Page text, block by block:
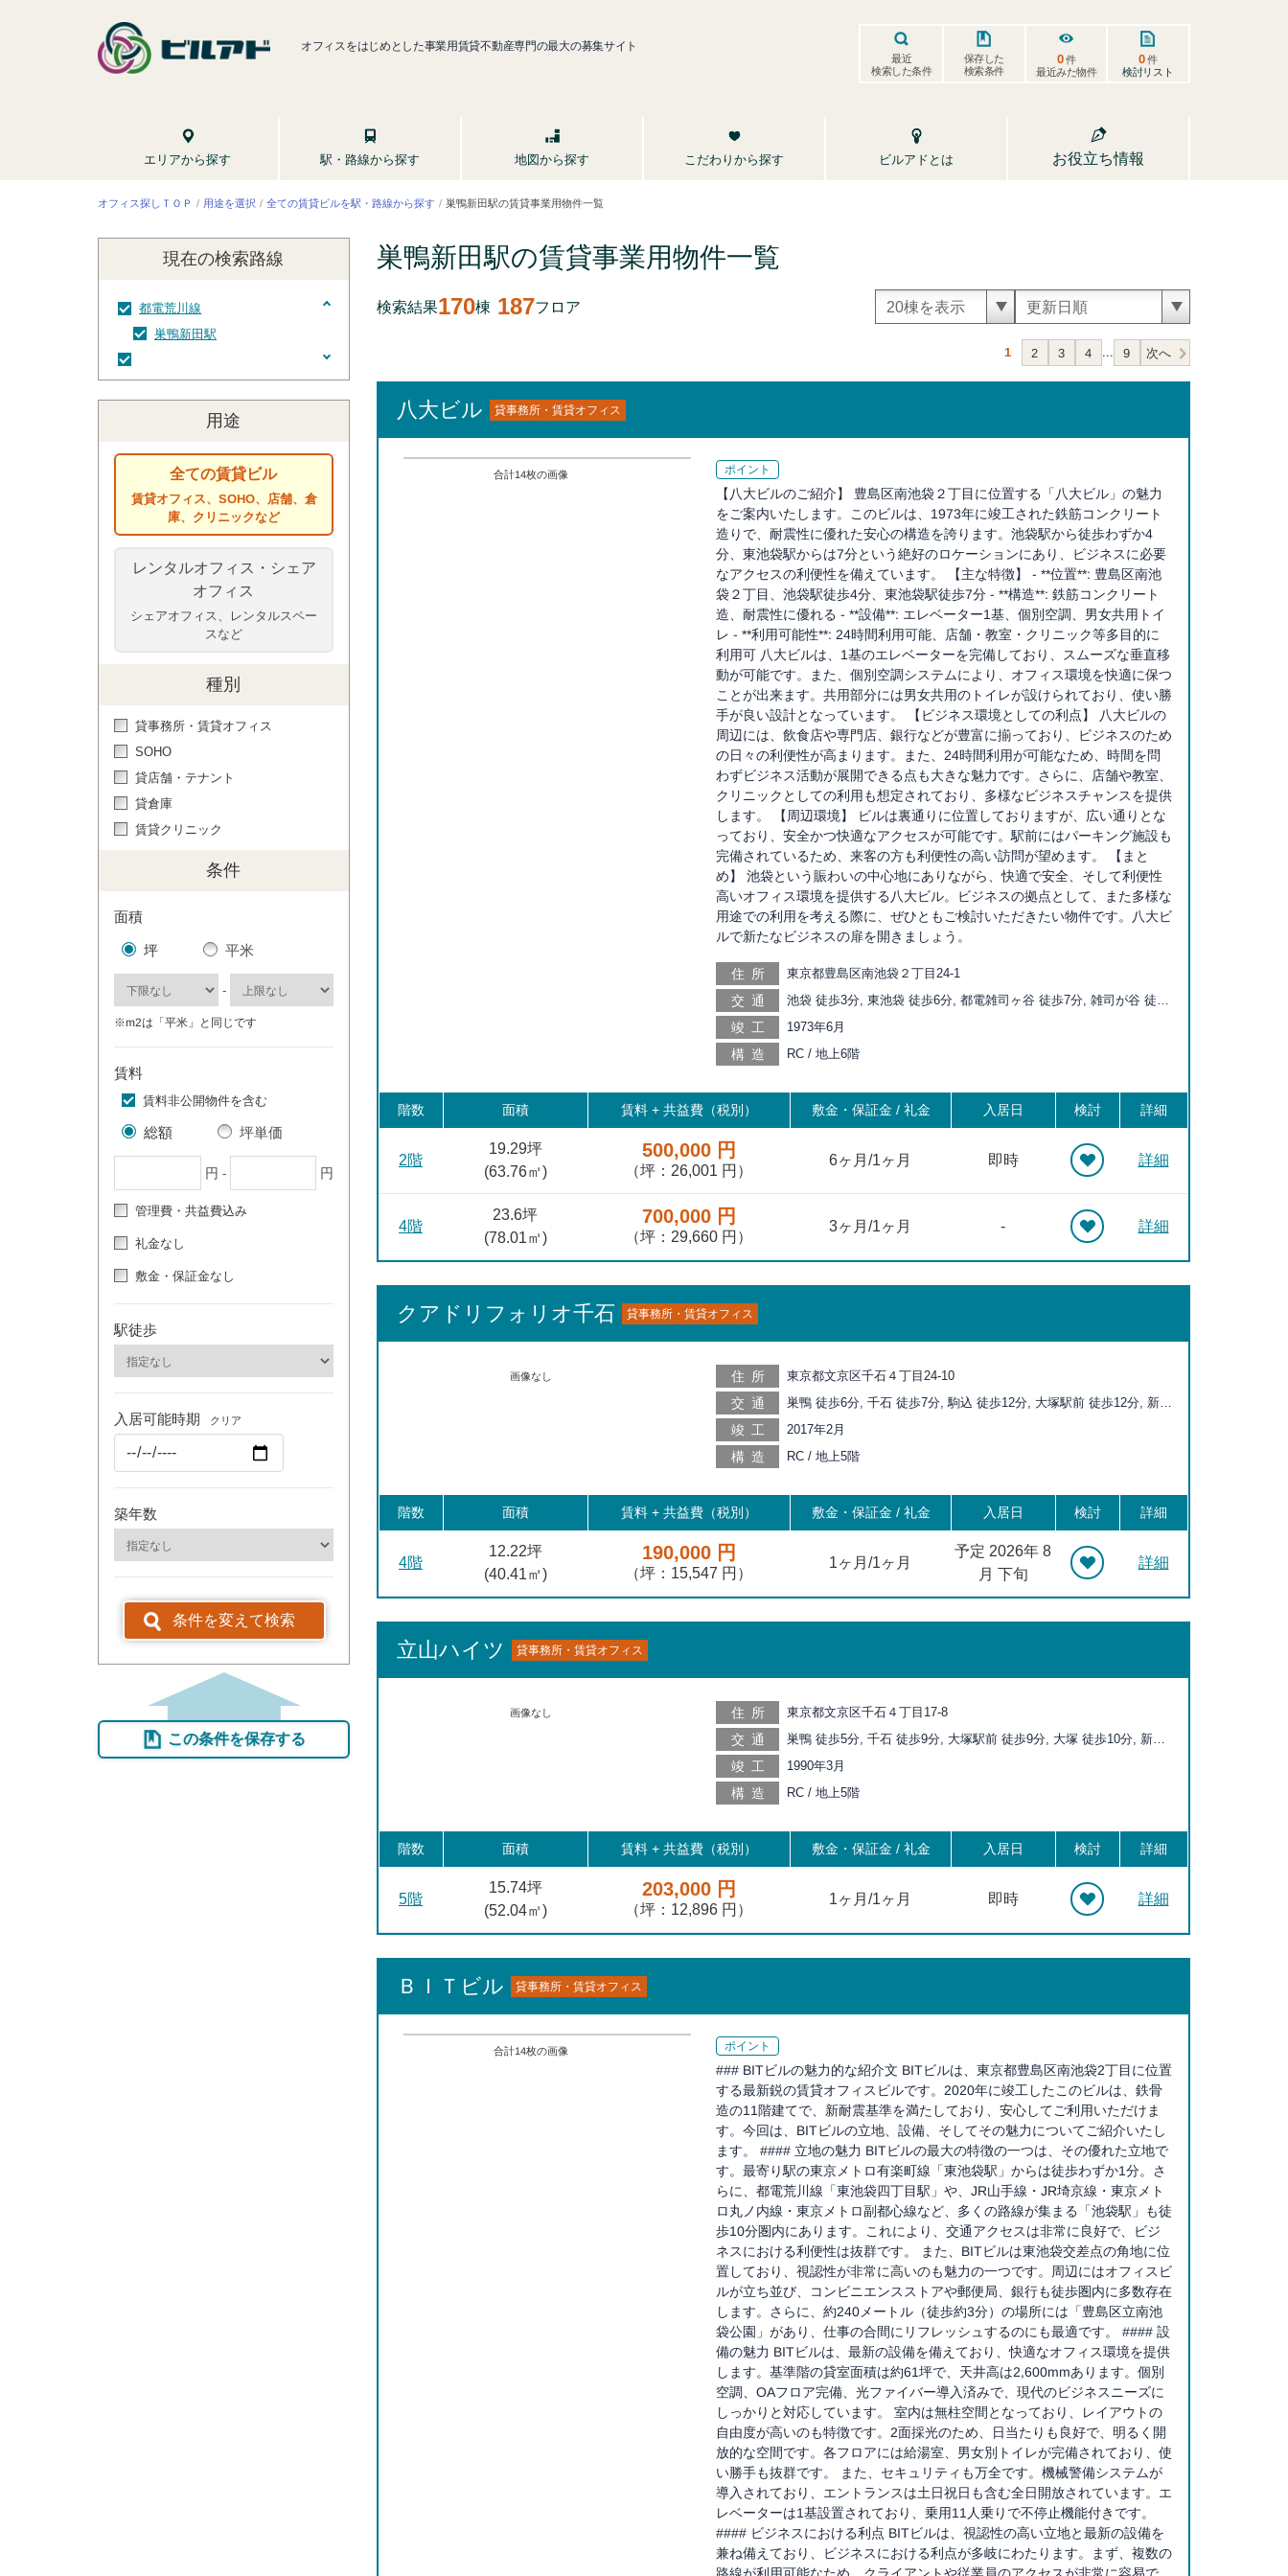
オフィスをはじめとした事業用賃貸不動産専門の最大の募集サイト
最近
検索した条件
保存した
検索条件
0件
最近みた物件
0件
検討リスト
エリアから探す 駅・路線から探す 地図から探す こだわりから探す ビルアドとは お役立ち情報
オフィス探しＴＯＰ 用途を選択 全ての賃貸ビルを駅・路線から探す 巣鴨新田駅の賃貸事業用物件一覧
現在の検索路線
都電荒川線
巣鴨新田駅
巣鴨新田駅
用途
全ての賃貸ビル
賃貸オフィス、SOHO、店舗、倉
庫、クリニックなど
レンタルオフィス・シェア
オフィス
シェアオフィス、レンタルスペー
スなど
種別
貸事務所・賃貸オフィス
SOHO
貸店舗・テナント
貸倉庫
賃貸クリニック
条件
面積
坪 平米
-
※m2は「平米」と同じです
賃料
賃料非公開物件を含む
総額 坪単価
円 - 円
管理費・共益費込み
礼金なし
敷金・保証金なし
駅徒歩
入居可能時期 クリア
築年数
条件を変えて検索
この条件を保存する
巣鴨新田駅の賃貸事業用物件一覧
検索結果170棟 187フロア
1 2 3 4 ... 9 次へ
八大ビル 貸事務所・賃貸オフィス
合計14枚の画像 ポイント
【八大ビルのご紹介】 豊島区南池袋２丁目に位置する「八大ビル」の魅力
をご案内いたします。このビルは、1973年に竣工された鉄筋コンクリート
造りで、耐震性に優れた安心の構造を誇ります。池袋駅から徒歩わずか4
分、東池袋駅からは7分という絶好のロケーションにあり、ビジネスに必要
なアクセスの利便性を備えています。 【主な特徴】 - **位置**: 豊島区南池
袋２丁目、池袋駅徒歩4分、東池袋駅徒歩7分 - **構造**: 鉄筋コンクリート
造、耐震性に優れる - **設備**: エレベーター1基、個別空調、男女共用トイ
レ - **利用可能性**: 24時間利用可能、店舗・教室・クリニック等多目的に
利用可 八大ビルは、1基のエレベーターを完備しており、スムーズな垂直移
動が可能です。また、個別空調システムにより、オフィス環境を快適に保つ
ことが出来ます。共用部分には男女共用のトイレが設けられており、使い勝
手が良い設計となっています。 【ビジネス環境としての利点】 八大ビルの
周辺には、飲食店や専門店、銀行などが豊富に揃っており、ビジネスのため
の日々の利便性が高まります。また、24時間利用が可能なため、時間を問
わずビジネス活動が展開できる点も大きな魅力です。さらに、店舗や教室、
クリニックとしての利用も想定されており、多様なビジネスチャンスを提供
します。 【周辺環境】 ビルは裏通りに位置しておりますが、広い通りとな
っており、安全かつ快適なアクセスが可能です。駅前にはパーキング施設も
完備されているため、来客の方も利便性の高い訪問が望めます。 【まと
め】 池袋という賑わいの中心地にありながら、快適で安全、そして利便性
高いオフィス環境を提供する八大ビル。ビジネスの拠点として、また多様な
用途での利用を考える際に、ぜひともご検討いただきたい物件です。八大ビ
ルで新たなビジネスの扉を開きましょう。
住所 東京都豊島区南池袋２丁目24-1
交通
池袋 徒歩3分, 東池袋 徒歩6分, 都電雑司ヶ谷 徒歩7分, 雑司が谷 徒歩
9分, 東池袋四丁目 徒歩9分, 鬼子母神前 徒歩10分, 目白 徒歩11分, 向
原 徒歩14分, 学習院下 徒歩16分, 大塚 徒歩17分, 要町 徒歩18分, 新
大塚 徒歩18分, 北池袋 徒歩18分, 護国寺 徒歩19分, 大塚駅前 徒歩20
竣工 1973年6月
構造 RC / 地上6階
階数 面積 賃料 + 共益費（税別） 敷金・保証金 / 礼金 入居日 検討 詳細
2階
19.29坪
(63.76㎡)
500,000 円
（坪：26,001 円）
6ヶ月/1ヶ月 即時 詳細
4階
23.6坪
(78.01㎡)
700,000 円
（坪：29,660 円）
3ヶ月/1ヶ月 - 詳細
クアドリフォリオ千石 貸事務所・賃貸オフィス
画像なし 住所 東京都文京区千石４丁目24-10
交通
巣鴨 徒歩6分, 千石 徒歩7分, 駒込 徒歩12分, 大塚駅前 徒歩12分, 新大
塚 徒歩13分, 大塚 徒歩13分, 巣鴨新田 徒歩16分, 向原 徒歩17分, 茗
荷谷 徒歩17分, 本駒込 徒歩17分, 庚申塚 徒歩18分, 白山 徒歩18分,
新庚申塚 徒歩20分, 護国寺 徒歩20分
竣工 2017年2月
構造 RC / 地上5階
階数 面積 賃料 + 共益費（税別） 敷金・保証金 / 礼金 入居日 検討 詳細
4階
12.22坪
(40.41㎡)
190,000 円
（坪：15,547 円）
1ヶ月/1ヶ月
予定 2026年 8
月 下旬
詳細
立山ハイツ 貸事務所・賃貸オフィス
画像なし 住所 東京都文京区千石４丁目17-8
交通
巣鴨 徒歩5分, 千石 徒歩9分, 大塚駅前 徒歩9分, 大塚 徒歩10分, 新大
塚 徒歩11分, 巣鴨新田 徒歩13分, 駒込 徒歩14分, 向原 徒歩14分, 庚
申塚 徒歩15分, 新庚申塚 徒歩17分, 茗荷谷 徒歩18分, 護国寺 徒歩19
分, 西巣鴨 徒歩20分, 東池袋四丁目 徒歩20分, 西ヶ原四丁目 徒歩20
竣工 1990年3月
構造 RC / 地上5階
階数 面積 賃料 + 共益費（税別） 敷金・保証金 / 礼金 入居日 検討 詳細
5階
15.74坪
(52.04㎡)
203,000 円
（坪：12,896 円）
1ヶ月/1ヶ月 即時 詳細
ＢＩＴビル 貸事務所・賃貸オフィス
合計14枚の画像 ポイント
### BITビルの魅力的な紹介文 BITビルは、東京都豊島区南池袋2丁目に位置
する最新鋭の賃貸オフィスビルです。2020年に竣工したこのビルは、鉄骨
造の11階建てで、新耐震基準を満たしており、安心してご利用いただけま
す。今回は、BITビルの立地、設備、そしてその魅力についてご紹介いたし
ます。 #### 立地の魅力 BITビルの最大の特徴の一つは、その優れた立地で
す。最寄り駅の東京メトロ有楽町線「東池袋駅」からは徒歩わずか1分。さ
らに、都電荒川線「東池袋四丁目駅」や、JR山手線・JR埼京線・東京メト
ロ丸ノ内線・東京メトロ副都心線など、多くの路線が集まる「池袋駅」も徒
歩10分圏内にあります。これにより、交通アクセスは非常に良好で、ビジ
ネスにおける利便性は抜群です。 また、BITビルは東池袋交差点の角地に位
置しており、視認性が非常に高いのも魅力の一つです。周辺にはオフィスビ
ルが立ち並び、コンビニエンスストアや郵便局、銀行も徒歩圏内に多数存在
します。さらに、約240メートル（徒歩約3分）の場所には「豊島区立南池
袋公園」があり、仕事の合間にリフレッシュするのにも最適です。 #### 設
備の魅力 BITビルは、最新の設備を備えており、快適なオフィス環境を提供
します。基準階の貸室面積は約61坪で、天井高は2,600mmあります。個別
空調、OAフロア完備、光ファイバー導入済みで、現代のビジネスニーズに
しっかりと対応しています。 室内は無柱空間となっており、レイアウトの
自由度が高いのも特徴です。2面採光のため、日当たりも良好で、明るく開
放的な空間です。各フロアには給湯室、男女別トイレが完備されており、使
い勝手も抜群です。 また、セキュリティも万全です。機械警備システムが
導入されており、エントランスは土日祝日も含む全日開放されています。エ
レベーターは1基設置されており、乗用11人乗りで不停止機能付きです。
#### ビジネスにおける利点 BITビルは、視認性の高い立地と最新の設備を
兼ね備えており、ビジネスにおける利点が多岐にわたります。まず、複数の